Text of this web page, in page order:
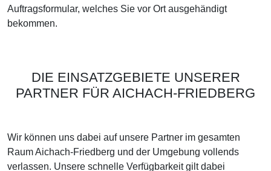
Auftragsformular, welches Sie vor Ort ausgehändigt
bekommen.
DIE EINSATZGEBIETE UNSERER
PARTNER FÜR AICHACH-FRIEDBERG
Wir können uns dabei auf unsere Partner im gesamten
Raum Aichach-Friedberg und der Umgebung vollends
verlassen. Unsere schnelle Verfügbarkeit gilt dabei